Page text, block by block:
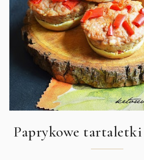
Paprykowe tartaletki